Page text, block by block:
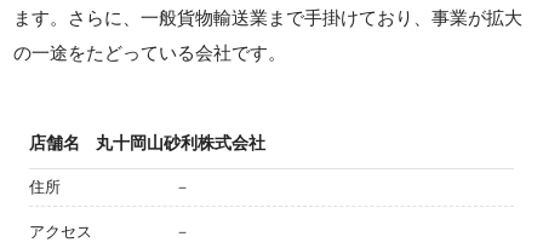
ます。さらに、一般貨物輸送業まで手掛けており、事業が拡大
の一途をたどっている会社です。
店舗名 丸十岡山砂利株式会社
住所 －
アクセス －